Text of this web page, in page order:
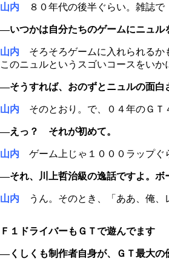
山内 ８０年代の後半ぐらい。雑誌で
―いつかは自分たちのゲームにニュル
山内 そろそろゲームに入れられるか
このニュルというスゴいコースをいか
―そうすれば、おのずとニュルの面白
山内 そのとおり。で、０４年のＧＴ
―えっ？ それが初めて。
山内 ゲーム上じゃ１０００ラップぐ
―それ、川上哲治級の逸話ですよ。ボ
山内 うん。そのとき、「ああ、俺、
Ｆ１ドライバーもＧＴで遊んでます
―くしくも制作者自身が、ＧＴ最大の